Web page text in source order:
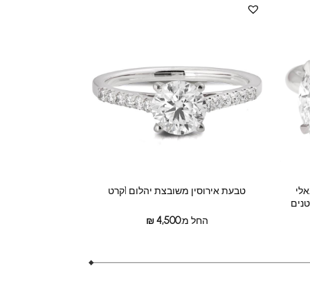
טבעת אירוסין משובצת יהלום 1קרט
החל מ: ₪4,500